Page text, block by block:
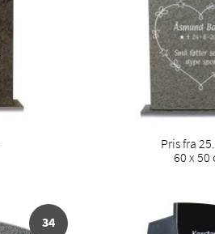
Pris fra
60 x 50
34